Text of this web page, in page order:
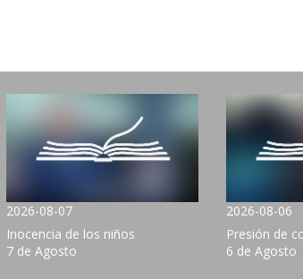
2026-08-07
Inocencia de los niños
7 de Agosto
2026-08-06
Presión de
6 de Agosto